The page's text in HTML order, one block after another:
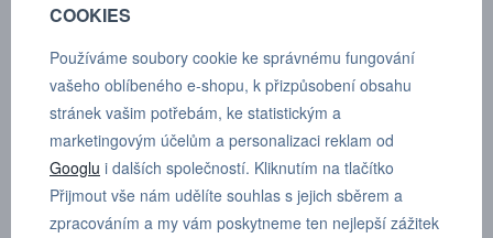
TECHNICKÉ ÚDAJE POPTÁVKA
Úhlové šroubení otočné dvojnásobné, válcový závit s o-kroužkem,
vnější šestihran G 3/8”, D 12 mm
COOKIES
Používáme soubory cookie ke správnému fungování
vašeho oblíbeného e-shopu, k přizpůsobení obsahu
stránek vašim potřebám, ke statistickým a
marketingovým účelům a personalizaci reklam od
Googlu i dalších společností. Kliknutím na tlačítko
Přijmout vše nám udělíte souhlas s jejich sběrem a
zpracováním a my vám poskytneme ten nejlepší zážitek